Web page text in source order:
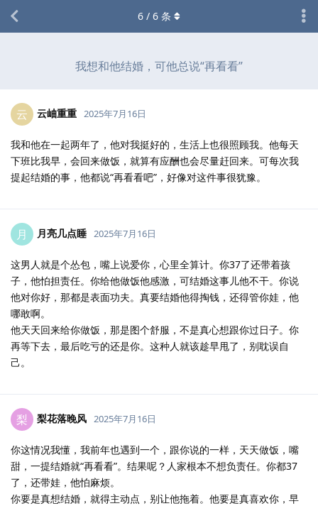
我想和他结婚，可他总说“再看看”
6 / 6 条
云 云岫重重 2025年7月16日
我和他在一起两年了，他对我挺好的，生活上也很照顾我。他每天
下班比我早，会回来做饭，就算有应酬也会尽量赶回来。可每次我
提起结婚的事，他都说“再看看吧”，好像对这件事很犹豫。
月 月亮几点睡 2025年7月16日
这男人就是个怂包，嘴上说爱你，心里全算计。你37了还带着孩
子，他怕担责任。你给他做饭他感激，可结婚这事儿他不干。你说
他对你好，那都是表面功夫。真要结婚他得掏钱，还得管你娃，他
哪敢啊。
他天天回来给你做饭，那是图个舒服，不是真心想跟你过日子。你
再等下去，最后吃亏的还是你。这种人就该趁早甩了，别耽误自
己。
梨 梨花落晚风 2025年7月16日
你这情况我懂，我前年也遇到一个，跟你说的一样，天天做饭，嘴
甜，一提结婚就“再看看”。结果呢？人家根本不想负责任。你都37
了，还带娃，他怕麻烦。
你要是真想结婚，就得主动点，别让他拖着。他要是真喜欢你，早